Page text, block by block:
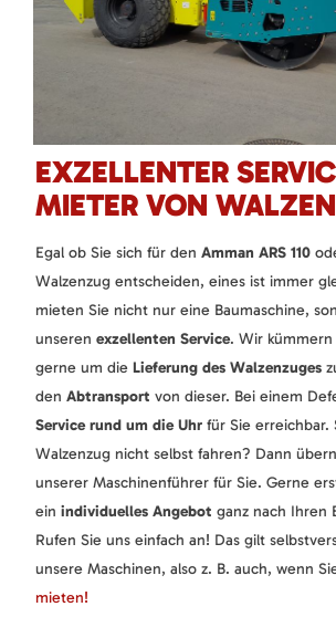
EXZELLENTER
MIETER VON
Egal ob Sie sich für den Amman ARS 110
Walzenzug entscheiden, eines ist immer
mieten Sie nicht nur eine Baumaschine,
unseren exzellenten Service. Wir
gerne um die Lieferung des Walzenzuges
den Abtransport von dieser. Bei einem
Service rund um die Uhr für Sie erreichbar.
Walzenzug nicht selbst fahren? Dann
unserer Maschinenführer für Sie. Gerne
ein individuelles Angebot ganz nach Ihren
Rufen Sie uns einfach an! Das gilt
unsere Maschinen, also z. B. auch, wenn
mieten!